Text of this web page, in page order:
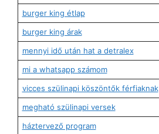
burger king étlap
burger king árak
mennyi idő után hat a detralex
mi a whatsapp számom
vicces szülinapi köszöntők férfiaknak
megható szülinapi versek
háztervező program